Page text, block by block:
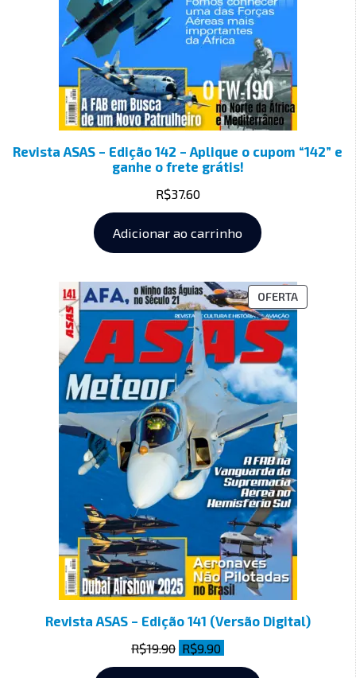
Revista ASAS – Edição 142 – Aplique o cupom “142” e
ganhe o frete grátis!
R$37.60
Adicionar ao carrinho
OFERTA
Revista ASAS – Edição 141 (Versão Digital)
R$19.90 R$9.90